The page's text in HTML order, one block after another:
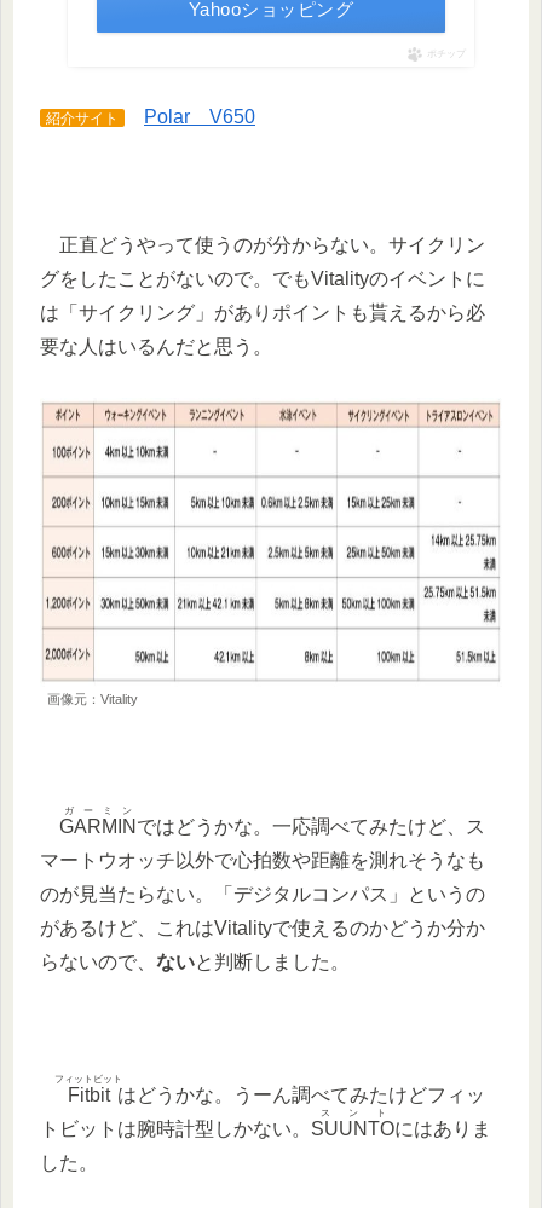
Yahooショッピング
ポチップ
紹介サイト Polar V650
正直どうやって使うのが分からない。サイクリン
グをしたことがないので。でもVitalityのイベントに
は「サイクリング」がありポイントも貰えるから必
要な人はいるんだと思う。
画像元：Vitality
GARMIN
ガーミン
ではどうかな。一応調べてみたけど、ス
マートウオッチ以外で心拍数や距離を測れそうなも
のが見当たらない。「デジタルコンパス」というの
があるけど、これはVitalityで使えるのかどうか分か
らないので、 ないと判断しました。
Fitbit
フィットビット
はどうかな。うーん調べてみたけどフィッ
トビットは腕時計型しかない。 SUUNTO
スント
にはありま
した。